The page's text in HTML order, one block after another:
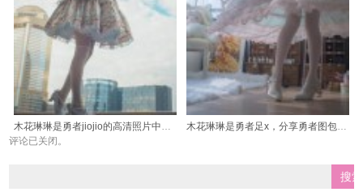
评论已关闭。